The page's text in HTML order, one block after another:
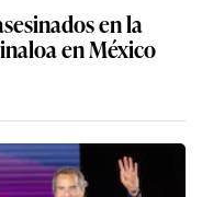
en la
en México